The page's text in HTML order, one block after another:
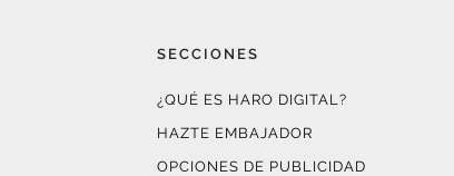
SECCIONES
¿QUÉ ES HARO DIGITAL?
HAZTE EMBAJADOR
OPCIONES DE PUBLICIDAD